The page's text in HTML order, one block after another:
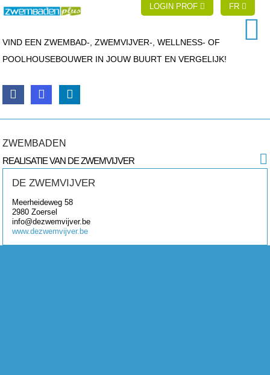
LOGIN PROF FR
VIND EEN ZWEMBAD-, ZWEMVIJVER-, WELLNESS- OF
POOLHOUSEBOUWER IN JOUW BUURT EN VERGELIJK!
ZWEMBADEN
REALISATIE VAN DE ZWEMVIJVER
DE ZWEMVIJVER
Meerheideweg 58
2980 Zoersel
info@dezwemvijver.be
www.dezwemvijver.be